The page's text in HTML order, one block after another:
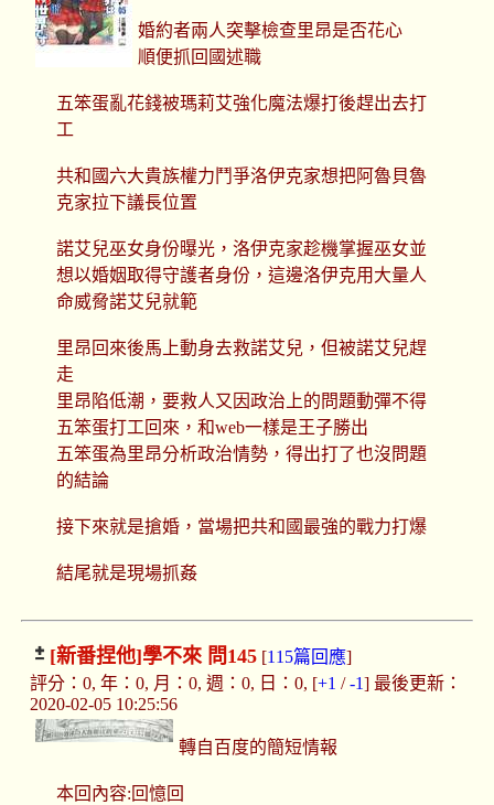
婚約者兩人突擊檢查里昂是否花心
順便抓回國述職
五笨蛋亂花錢被瑪莉艾強化魔法爆打後趕出去打
工
共和國六大貴族權力鬥爭洛伊克家想把阿魯貝魯
克家拉下議長位置
諾艾兒巫女身份曝光，洛伊克家趁機掌握巫女並
想以婚姻取得守護者身份，這邊洛伊克用大量人
命威脅諾艾兒就範
里昂回來後馬上動身去救諾艾兒，但被諾艾兒趕
走
里昂陷低潮，要救人又因政治上的問題動彈不得
五笨蛋打工回來，和web一樣是王子勝出
五笨蛋為里昂分析政治情勢，得出打了也沒問題
的結論
接下來就是搶婚，當場把共和國最強的戰力打爆
結尾就是現場抓姦
[新番捏他]學不來 問145[115篇回應]
評分：0, 年：0, 月：0, 週：0, 日：0, [+1 /-1] 最後更新：
2020-02-05 10:25:56
轉自百度的簡短情報
本回內容:回憶回